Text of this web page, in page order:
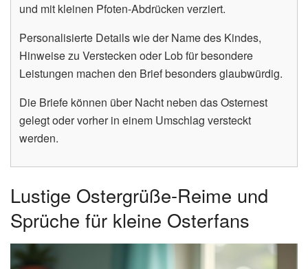
und mit kleinen Pfoten-Abdrücken verziert.
Personalisierte Details wie der Name des Kindes,
Hinweise zu Verstecken oder Lob für besondere
Leistungen machen den Brief besonders glaubwürdig.
Die Briefe können über Nacht neben das Osternest
gelegt oder vorher in einem Umschlag versteckt
werden.
Lustige Ostergrüße-Reime und
Sprüche für kleine Osterfans